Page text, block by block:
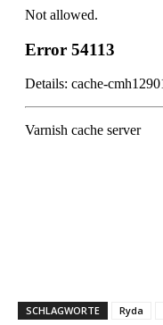
SCHLAGWORTE Ryda